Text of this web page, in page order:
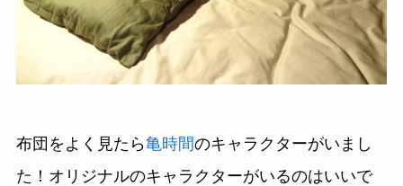
布団をよく見たら亀時間のキャラクターがいまし
た！オリジナルのキャラクターがいるのはいいで